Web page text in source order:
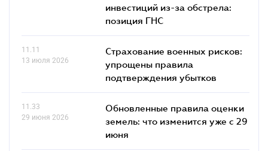
инвестиций из-за обстрела:
позиция ГНС
11.11
13 июля 2026
Страхование военных рисков:
упрощены правила
подтверждения убытков
11.33
29 июня 2026
Обновленные правила оценки
земель: что изменится уже с 29
июня